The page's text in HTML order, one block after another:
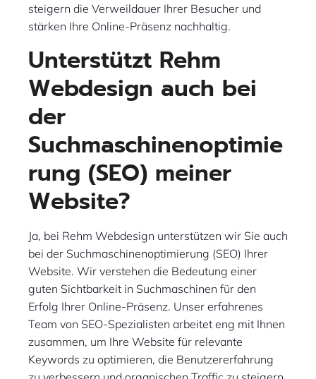
steigern die Verweildauer Ihrer Besucher und
stärken Ihre Online-Präsenz nachhaltig.
Unterstützt Rehm
Webdesign auch bei
der
Suchmaschinenoptimie
rung (SEO) meiner
Website?
Ja, bei Rehm Webdesign unterstützen wir Sie auch
bei der Suchmaschinenoptimierung (SEO) Ihrer
Website. Wir verstehen die Bedeutung einer
guten Sichtbarkeit in Suchmaschinen für den
Erfolg Ihrer Online-Präsenz. Unser erfahrenes
Team von SEO-Spezialisten arbeitet eng mit Ihnen
zusammen, um Ihre Website für relevante
Keywords zu optimieren, die Benutzererfahrung